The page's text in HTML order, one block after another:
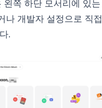
왼쪽 하단 모서리에 있
나 개발자 설정으로 직
.